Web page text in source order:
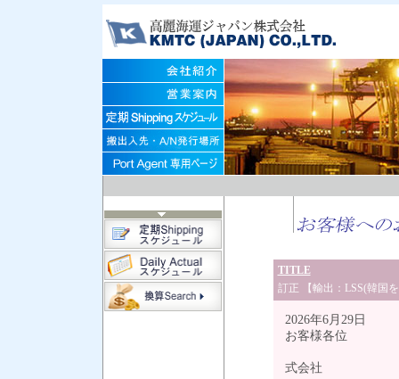
TITLE
訂正 【輸出：LSS(韓国
2026年6月29日
お客様各位
式会社